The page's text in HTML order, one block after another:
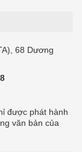
68 Dương
được phát hành
văn bản của